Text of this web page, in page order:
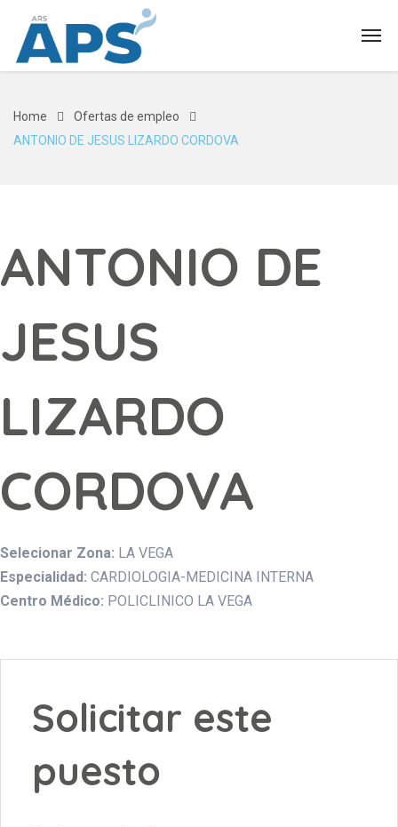
Home
Ofertas de empleo
ANTONIO DE JESUS LIZARDO CORDOVA
ANTONIO DE
JESUS
LIZARDO
CORDOVA
Selecionar Zona: LA VEGA
Especialidad: CARDIOLOGIA-MEDICINA INTERNA
Centro Médico: POLICLINICO LA VEGA
Solicitar este
puesto